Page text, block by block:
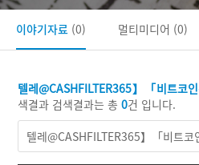
텔레@CASHFILTER365】「비트코
색결과 검색결과는 총0건 입니다.
이야기자료 (0) 멀티미디어 (0)